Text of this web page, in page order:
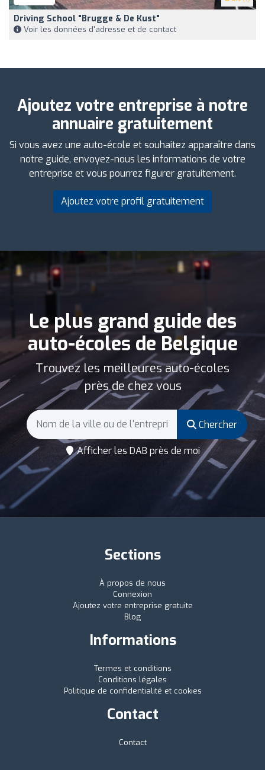
Driving School "Brugge & De Kust"
Voir les données d'adresse et de contact
Ajoutez votre entreprise à notre
annuaire gratuitement
Si vous avez une auto-école et souhaitez apparaître dans
notre guide, envoyez-nous les informations de votre
entreprise et vous pourrez figurer gratuitement.
Ajoutez votre profil gratuitement
Le plus grand guide des
auto-écoles de Belgique
Trouvez les meilleures auto-écoles
près de chez vous
Chercher
Afficher les DAB près de moi
Sections
À propos de nous
Connexion
Ajoutez votre entreprise gratuite
Blog
Informations
Termes et conditions
Conditions légales
Politique de confidentialité et cookies
Contact
Contact